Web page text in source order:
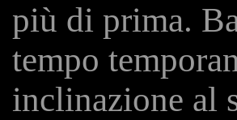
più di prima.
tempo
inclinazione al